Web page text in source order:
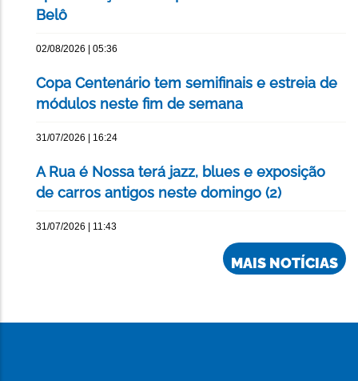
Belô
02/08/2026 | 05:36
Copa Centenário tem semifinais e estreia de
módulos neste fim de semana
31/07/2026 | 16:24
A Rua é Nossa terá jazz, blues e exposição
de carros antigos neste domingo (2)
31/07/2026 | 11:43
MAIS NOTÍCIAS